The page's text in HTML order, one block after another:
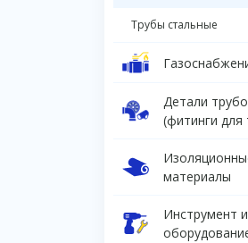
Трубы стальные
Детали
(фитинги для
материалы
Инструмент и